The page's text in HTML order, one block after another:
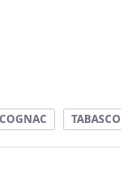
COGNAC TABASCO